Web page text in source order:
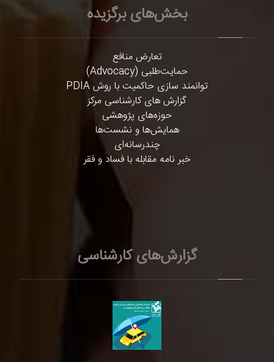
بخش‌های برگزیده
تعارض منافع
حمایت‌طلبی (Advocacy)
توانمند سازی حاکمیت با روش PDIA
گزارش های کارشناسی مرکز
حوزه‌های پژوهشی
همایش‌ها و نشست‌ها
چندرسانه‌ای
خبر نامه مقابله با فساد و فقر
گزارش‌های کارشناسی